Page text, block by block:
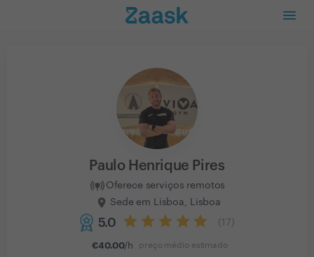
Paulo Henrique Pires
Oferece serviços remotos
Sede em Lisboa, Lisboa
5.0 17
€40.00/h preço médio estimado